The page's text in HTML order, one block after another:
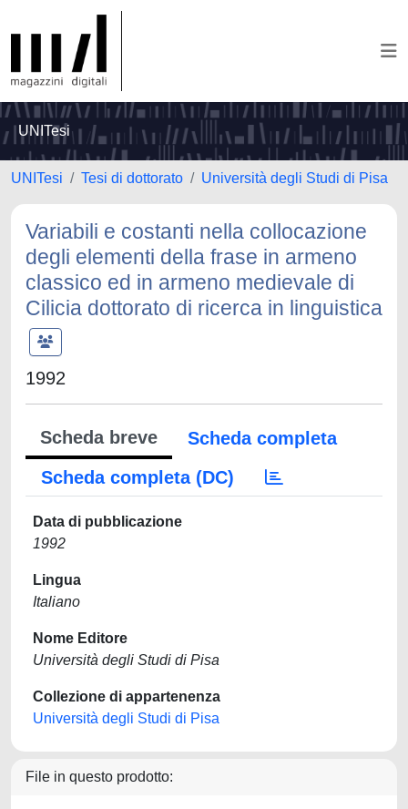
UNITesi
UNITesi Tesi di dottorato Università degli Studi di Pisa
Variabili e costanti nella collocazione
degli elementi della frase in armeno
classico ed in armeno medievale di
Cilicia dottorato di ricerca in linguistica
1992
Scheda breve
Scheda completa
Scheda completa (DC)
Data di pubblicazione
1992
Lingua
Italiano
Nome Editore
Università degli Studi di Pisa
Collezione di appartenenza
Università degli Studi di Pisa
File in questo prodotto: